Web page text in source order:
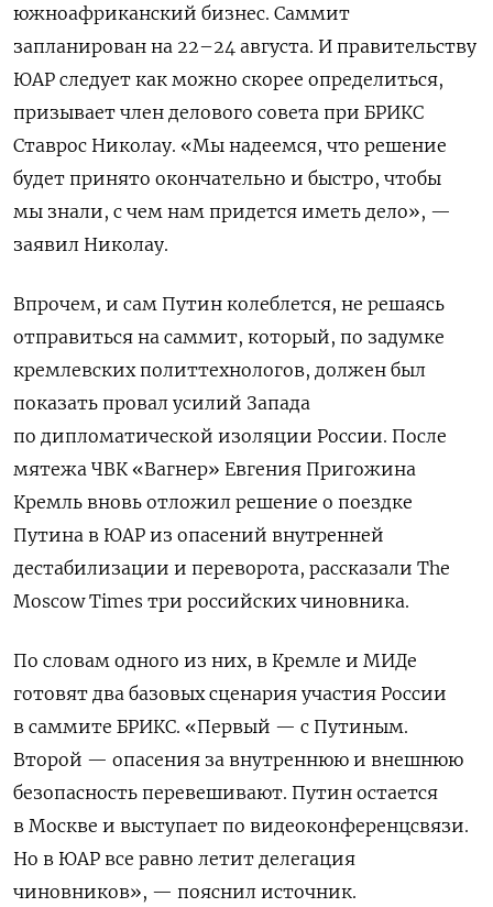
южноафриканский бизнес. Саммит
запланирован на 22–24 августа. И правительству
ЮАР следует как можно скорее определиться,
призывает член делового совета при БРИКС
Ставрос Николау. «Мы надеемся, что решение
будет принято окончательно и быстро, чтобы
мы знали, с чем нам придется иметь дело», —
заявил Николау.
Впрочем, и сам Путин колеблется, не решаясь
отправиться на саммит, который, по задумке
кремлевских политтехнологов, должен был
показать провал усилий Запада
по дипломатической изоляции России. После
мятежа ЧВК «Вагнер» Евгения Пригожина
Кремль вновь отложил решение о поездке
Путина в ЮАР из опасений внутренней
дестабилизации и переворота, рассказали The
Moscow Times три российских чиновника.
По словам одного из них, в Кремле и МИДе
готовят два базовых сценария участия России
в саммите БРИКС. «Первый — с Путиным.
Второй — опасения за внутреннюю и внешнюю
безопасность перевешивают. Путин остается
в Москве и выступает по видеоконференцсвязи.
Но в ЮАР все равно летит делегация
чиновников», — пояснил источник.